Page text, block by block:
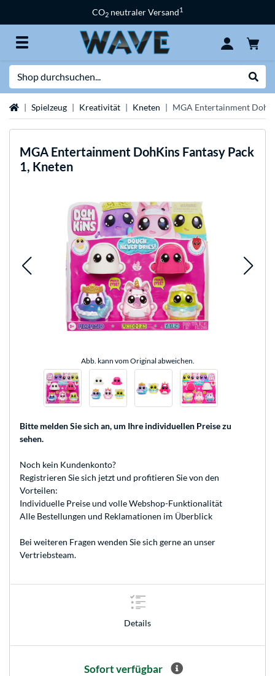
CO2 neutraler Versand1
StartseiteSpielzeug Kreativität Kneten MGA Entertainment
MGA Entertainment DohKins Fantasy Pack
1, Kneten
Abb. kann vom Original abweichen.
Bitte melden Sie sich an, um Ihre individuellen Preise zu
sehen.
Noch kein Kundenkonto?
Registrieren Sie sich jetzt und profitieren Sie von den
Vorteilen:
Individuelle Preise und volle Webshop-Funktionalität
Alle Bestellungen und Reklamationen im Überblick
Bei weiteren Fragen wenden Sie sich gerne an unser
Vertriebsteam.
Details
Sofort verfügbar